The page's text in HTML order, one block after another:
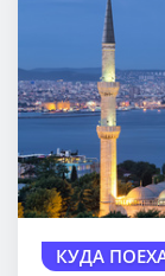
КУДА